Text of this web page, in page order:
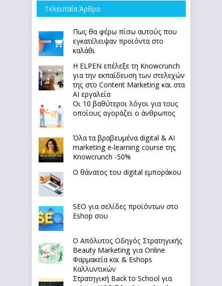
Τελευταία Άρθρα
Πως θα φέρω πίσω αυτούς που
εγκατέλειψαν προϊόντα στο
καλάθι
Η ELPEN επέλεξε τη Knowcrunch
για την εκπαίδευση των στελεχών
της στο Content Marketing και στα
AI εργαλεία
Οι 10 βαθύτεροι λόγοι για τους
οποίους αγοράζει ο άνθρωπος
Όλα τα βραβευμένα digital & AI
marketing e-learning course της
Knowcrunch -50%
Ο θάνατος του digital εμποράκου
SEO για σελίδες προϊόντων στο
Eshop σου
Ο Απόλυτoς Οδηγός Στρατηγικής
Beauty Marketing για Online
Φαρμακεία και & Eshops
Καλλυντικών
Στρατηγική Back to School για